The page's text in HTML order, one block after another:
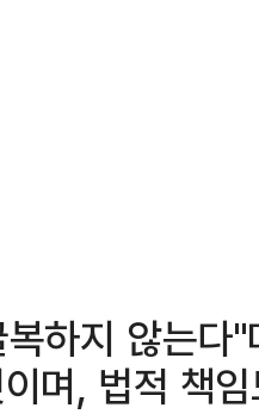
하지 않는다
며, 법적 책